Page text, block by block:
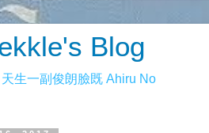
Blog
生一副俊朗臉既 Ahiru No